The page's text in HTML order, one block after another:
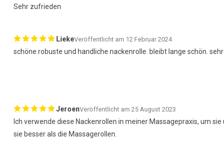
Sehr zufrieden
LiekeVeröffentlicht am 12 Februar 2024
schöne robuste und handliche nackenrolle. bleibt lange schön.
JeroenVeröffentlicht am 25 August 2023
Ich verwende diese Nackenrollen in meiner Massagepraxis, um
sie besser als die Massagerollen.